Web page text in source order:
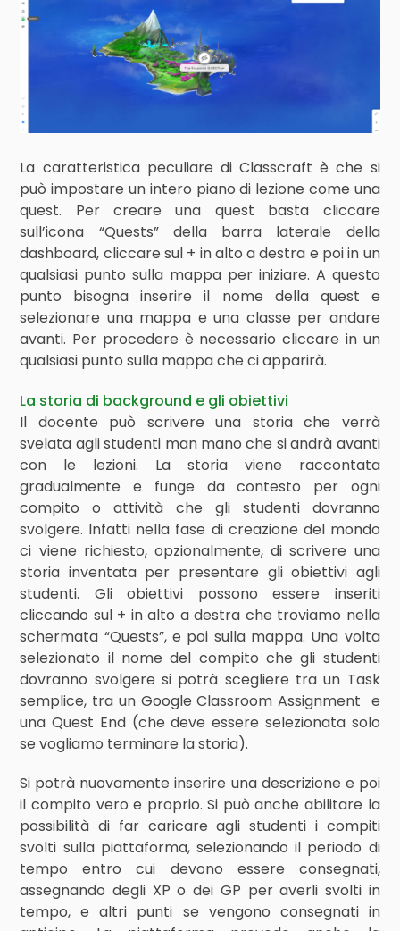
La caratteristica peculiare di Classcraft è che si
può impostare un intero piano di lezione come una
quest. Per creare una quest basta cliccare
sull’icona “Quests” della barra laterale della
dashboard, cliccare sul + in alto a destra e poi in un
qualsiasi punto sulla mappa per iniziare. A questo
punto bisogna inserire il nome della quest e
selezionare una mappa e una classe per andare
avanti. Per procedere è necessario cliccare in un
qualsiasi punto sulla mappa che ci apparirà.
La storia di background e gli obiettivi
Il docente può scrivere una storia che verrà
svelata agli studenti man mano che si andrà avanti
con le lezioni. La storia viene raccontata
gradualmente e funge da contesto per ogni
compito o attività che gli studenti dovranno
svolgere. Infatti nella fase di creazione del mondo
ci viene richiesto, opzionalmente, di scrivere una
storia inventata per presentare gli obiettivi agli
studenti. Gli obiettivi possono essere inseriti
cliccando sul + in alto a destra che troviamo nella
schermata “Quests”, e poi sulla mappa. Una volta
selezionato il nome del compito che gli studenti
dovranno svolgere si potrà scegliere tra un Task
semplice, tra un Google Classroom Assignment e
una Quest End (che deve essere selezionata solo
se vogliamo terminare la storia).
Si potrà nuovamente inserire una descrizione e poi
il compito vero e proprio. Si può anche abilitare la
possibilità di far caricare agli studenti i compiti
svolti sulla piattaforma, selezionando il periodo di
tempo entro cui devono essere consegnati,
assegnando degli XP o dei GP per averli svolti in
tempo, e altri punti se vengono consegnati in